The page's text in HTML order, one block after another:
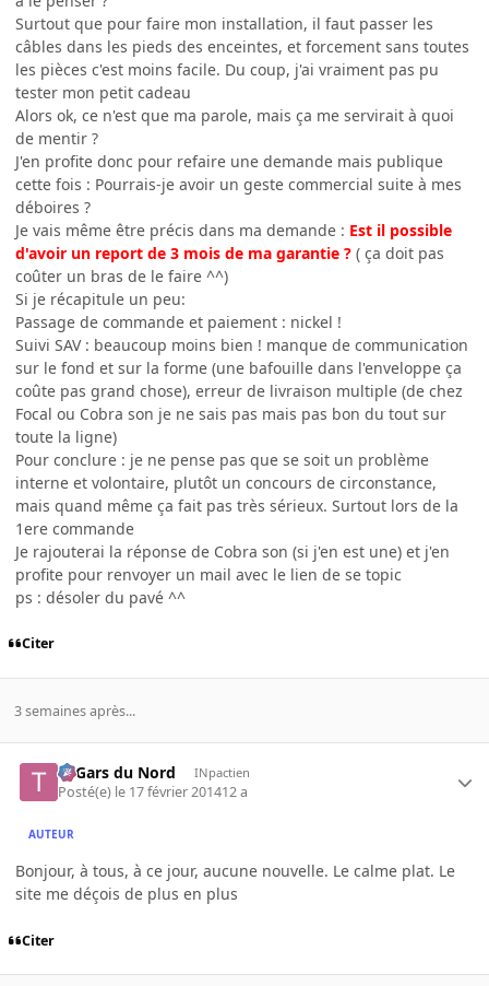
Surtout que pour faire mon installation, il faut passer les
câbles dans les pieds des enceintes, et forcement sans toutes
les pièces c'est moins facile. Du coup, j'ai vraiment pas pu
tester mon petit cadeau
Alors ok, ce n'est que ma parole, mais ça me servirait à quoi
de mentir ?
J'en profite donc pour refaire une demande mais publique
cette fois : Pourrais-je avoir un geste commercial suite à mes
déboires ?
Je vais même être précis dans ma demande : Est il possible
d'avoir un report de 3 mois de ma garantie ? ( ça doit pas
coûter un bras de le faire ^^)
Si je récapitule un peu:
Passage de commande et paiement : nickel !
Suivi SAV : beaucoup moins bien ! manque de communication
sur le fond et sur la forme (une bafouille dans l'enveloppe ça
coûte pas grand chose), erreur de livraison multiple (de chez
Focal ou Cobra son je ne sais pas mais pas bon du tout sur
toute la ligne)
Pour conclure : je ne pense pas que se soit un problème
interne et volontaire, plutôt un concours de circonstance,
mais quand même ça fait pas très sérieux. Surtout lors de la
1ere commande
Je rajouterai la réponse de Cobra son (si j'en est une) et j'en
profite pour renvoyer un mail avec le lien de se topic
ps : désoler du pavé ^^
Citer
3 semaines après...
Ti Gars du Nord INpactien
Posté(e) le 17 février 201412 a
AUTEUR
Bonjour, à tous, à ce jour, aucune nouvelle. Le calme plat. Le
site me déçois de plus en plus
Citer